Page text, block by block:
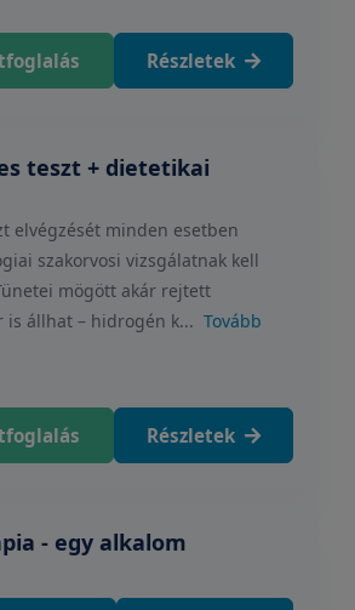
Részletek
teszt + dietetikai
elvégzését minden esetben
szakorvosi vizsgálatnak kell
mögött akár rejtett
is állhat – hidrogén k... Tovább
Részletek
- egy alkalom